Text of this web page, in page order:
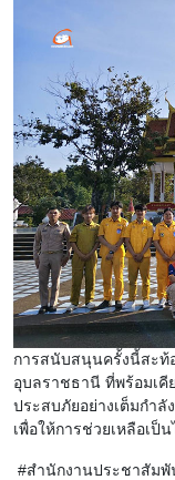
การสนับสนุนครั้งนี้สะท้
อุบลราชธานี ที่พร้อมเคี
ประสบภัยอย่างเต็มกำ
เพื่อให้การช่วยเหลือเป็
#สำนักงานประชาสัม